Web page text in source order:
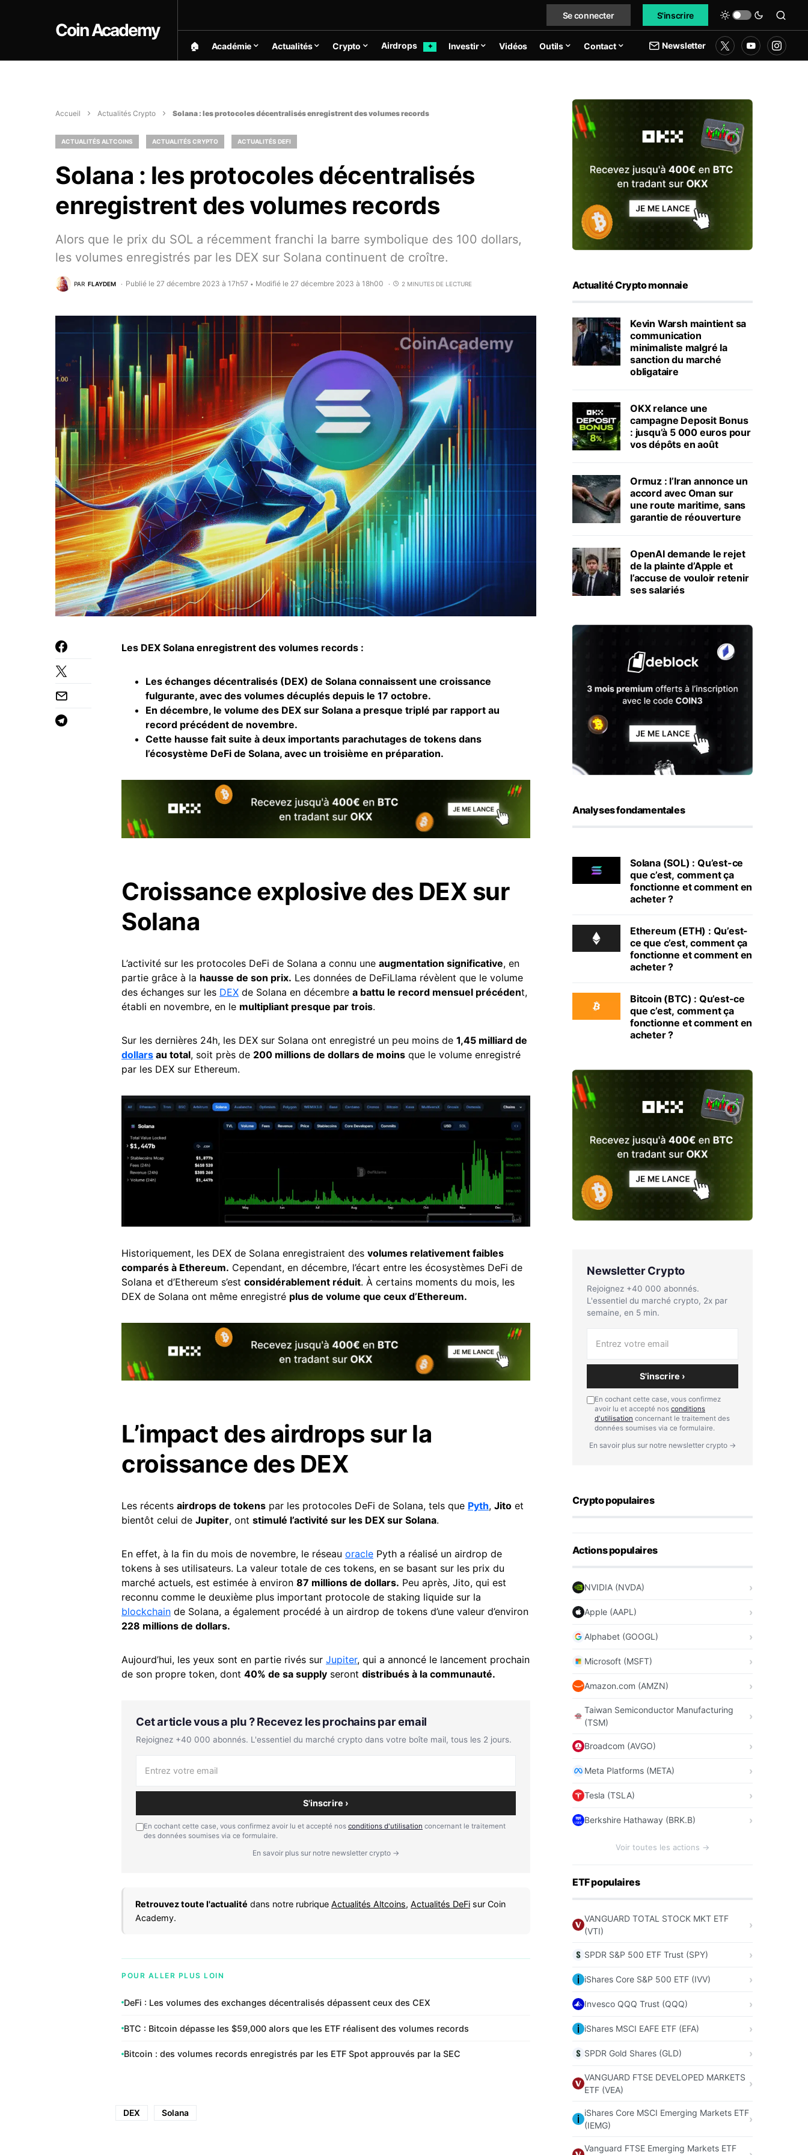
Coin Academy
Se connecter S'inscrire
🏠︎ Académie Actualités Crypto Airdrops ✦ Investir Vidéos Outils Contact Newsletter
Accueil Actualités Crypto Solana : les protocoles décentralisés enregistrent des volumes records
ACTUALITÉS ALTCOINS ACTUALITÉS CRYPTO ACTUALITÉS DEFI
Solana : les protocoles décentralisés
enregistrent des volumes records
Alors que le prix du SOL a récemment franchi la barre symbolique des 100 dollars,
les volumes enregistrés par les DEX sur Solana continuent de croître.
PAR FLAYDEM Publié le 27 décembre 2023 à 17h57 • Modifié le 27 décembre 2023 à 18h00 2 MINUTES DE LECTURE
Les DEX Solana enregistrent des volumes records :
Les échanges décentralisés (DEX) de Solana connaissent une croissance
fulgurante, avec des volumes décuplés depuis le 17 octobre.
En décembre, le volume des DEX sur Solana a presque triplé par rapport au
record précédent de novembre.
Cette hausse fait suite à deux importants parachutages de tokens dans
l’écosystème DeFi de Solana, avec un troisième en préparation.
Croissance explosive des DEX sur
Solana
L’activité sur les protocoles DeFi de Solana a connu une augmentation significative, en
partie grâce à la hausse de son prix. Les données de DeFiLlama révèlent que le volume
des échanges sur les DEX de Solana en décembre a battu le record mensuel précédent,
établi en novembre, en le multipliant presque par trois.
Sur les dernières 24h, les DEX sur Solana ont enregistré un peu moins de 1,45 milliard de
dollars au total, soit près de 200 millions de dollars de moins que le volume enregistré
par les DEX sur Ethereum.
Historiquement, les DEX de Solana enregistraient des volumes relativement faibles
comparés à Ethereum. Cependant, en décembre, l’écart entre les écosystèmes DeFi de
Solana et d’Ethereum s’est considérablement réduit. À certains moments du mois, les
DEX de Solana ont même enregistré plus de volume que ceux d’Ethereum.
L’impact des airdrops sur la
croissance des DEX
Les récents airdrops de tokens par les protocoles DeFi de Solana, tels que Pyth, Jito et
bientôt celui de Jupiter, ont stimulé l’activité sur les DEX sur Solana.
En effet, à la fin du mois de novembre, le réseau oracle Pyth a réalisé un airdrop de
tokens à ses utilisateurs. La valeur totale de ces tokens, en se basant sur les prix du
marché actuels, est estimée à environ 87 millions de dollars. Peu après, Jito, qui est
reconnu comme le deuxième plus important protocole de staking liquide sur la
blockchain de Solana, a également procédé à un airdrop de tokens d’une valeur d’environ
228 millions de dollars.
Aujourd’hui, les yeux sont en partie rivés sur Jupiter, qui a annoncé le lancement prochain
de son propre token, dont 40% de sa supply seront distribués à la communauté.
Cet article vous a plu ? Recevez les prochains par email
Rejoignez +40 000 abonnés. L'essentiel du marché crypto dans votre boîte mail, tous les 2 jours.
S'inscrire ›
En cochant cette case, vous confirmez avoir lu et accepté nos conditions d'utilisation concernant le traitement
des données soumises via ce formulaire.
En savoir plus sur notre newsletter crypto →
Retrouvez toute l'actualité dans notre rubrique Actualités Altcoins, Actualités DeFi sur Coin
Academy.
POUR ALLER PLUS LOIN
DeFi : Les volumes des exchanges décentralisés dépassent ceux des CEX
BTC : Bitcoin dépasse les $59,000 alors que les ETF réalisent des volumes records
Bitcoin : des volumes records enregistrés par les ETF Spot approuvés par la SEC
DEX Solana
Actualité Crypto monnaie
Kevin Warsh maintient sa
communication
minimaliste malgré la
sanction du marché
obligataire
OKX relance une
campagne Deposit Bonus
: jusqu’à 5 000 euros pour
vos dépôts en août
Ormuz : l’Iran annonce un
accord avec Oman sur
une route maritime, sans
garantie de réouverture
OpenAI demande le rejet
de la plainte d’Apple et
l’accuse de vouloir retenir
ses salariés
Analyses fondamentales
Solana (SOL) : Qu’est-ce
que c’est, comment ça
fonctionne et comment en
acheter ?
Ethereum (ETH) : Qu’est-
ce que c’est, comment ça
fonctionne et comment en
acheter ?
Bitcoin (BTC) : Qu’est-ce
que c’est, comment ça
fonctionne et comment en
acheter ?
Newsletter Crypto
Rejoignez +40 000 abonnés.
L'essentiel du marché crypto, 2x par
semaine, en 5 min.
S'inscrire ›
En cochant cette case, vous confirmez
avoir lu et accepté nos conditions
d'utilisation concernant le traitement des
données soumises via ce formulaire.
En savoir plus sur notre newsletter crypto →
Crypto populaires
Actions populaires
NVIDIA (NVDA)
Apple (AAPL)
Alphabet (GOOGL)
Microsoft (MSFT)
Amazon.com (AMZN)
Taiwan Semiconductor Manufacturing
(TSM)
Broadcom (AVGO)
Meta Platforms (META)
Tesla (TSLA)
Berkshire Hathaway (BRK.B)
Voir toutes les actions →
ETF populaires
VANGUARD TOTAL STOCK MKT ETF
(VTI)
SPDR S&P 500 ETF Trust (SPY)
iShares Core S&P 500 ETF (IVV)
Invesco QQQ Trust (QQQ)
iShares MSCI EAFE ETF (EFA)
SPDR Gold Shares (GLD)
VANGUARD FTSE DEVELOPED MARKETS
ETF (VEA)
iShares Core MSCI Emerging Markets ETF
(IEMG)
Vanguard FTSE Emerging Markets ETF